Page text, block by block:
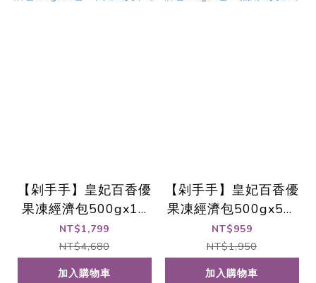
【剁手手】皇妃百香優
果凍經濟包500gx12
包 📌火速出貨中🚀
NT$1,799
NT$4,680
加入購物車
【剁手手】皇妃百香優
果凍經濟包500gx5包
📌熱銷出貨中🚀
NT$959
NT$1,950
加入購物車